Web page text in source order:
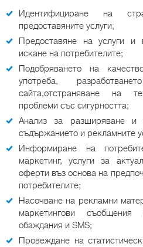
Идентифициране на
предоставяните услуги;
Предоставяне на услуги
искане на потребителите;
Подобряването на
употреба,
сайта,отстраняване на
проблеми със сигурността;
Анализ за разширяване и
съдържанието и рекламните
Информиране на
маркетинг, услуги за
оферти въз основа на
потребителите;
Насочване на рекламни
маркетингови
обаждания и SMS;
Провеждане на